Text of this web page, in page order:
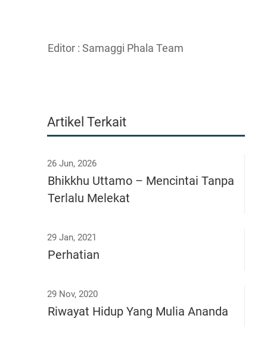
Editor : Samaggi Phala Team
Artikel Terkait
26 Jun, 2026
Bhikkhu Uttamo – Mencintai Tanpa
Terlalu Melekat
29 Jan, 2021
Perhatian
29 Nov, 2020
Riwayat Hidup Yang Mulia Ananda